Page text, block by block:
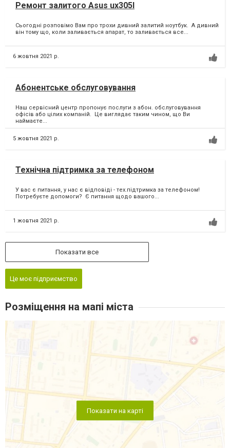
Ремонт залитого Asus ux305I
Сьогодні розповімо Вам про трохи дивний залитий ноутбук. ⁣ А дивний
він тому що, коли заливається апарат, то заливається все...
6 жовтня 2021 р.
Абонентське обслуговування
Наш сервісний центр пропонує послуги з абон. обслуговування
офісів або цілих компаній. ⁣ Це виглядає таким чином, що Ви
наймаєте...
5 жовтня 2021 р.
Технічна підтримка за телефоном
У вас є питання, у нас є відповіді - тех.підтримка за телефоном! ⁣
Потребуєте допомоги? ⁣ Є питання щодо вашого...
1 жовтня 2021 р.
Показати все
Це моє підприємство
Розміщення на мапі міста
Показати на карті